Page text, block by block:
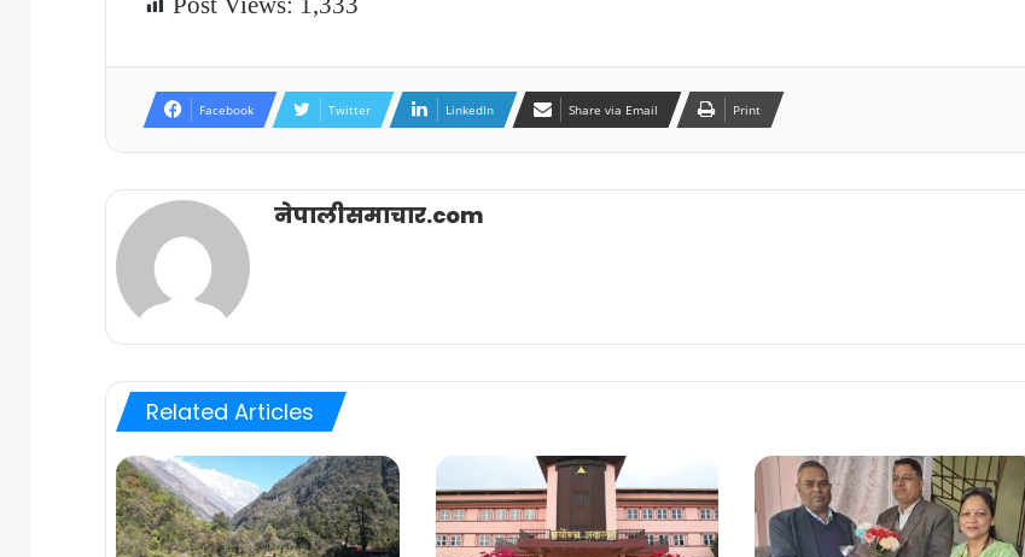
Facebook Twitter LinkedIn Share via Email Print
नेपालीसमाचार.com
Related Articles